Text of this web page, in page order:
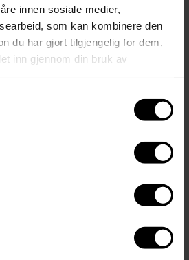
innen sosiale medier,
som kan kombinere den
du har gjort tilgjengelig for dem,
inn gjennom din bruk av